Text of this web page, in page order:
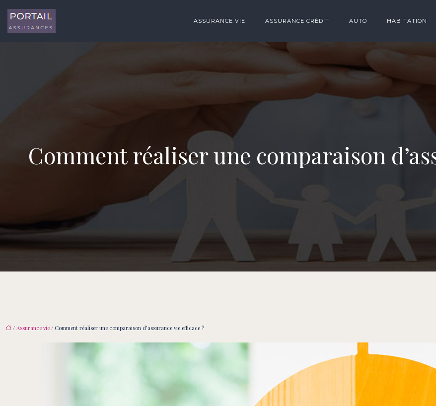
ASSURANCE VIE ASSURANCE CRÉDIT AUTO HABITATION
Comment réaliser une comparaison
/ Assurance vie / Comment réaliser une comparaison d’assurance vie efficace ?